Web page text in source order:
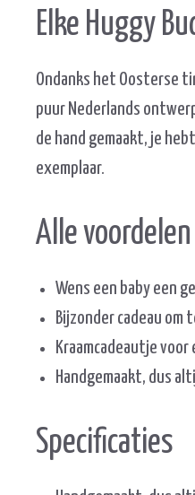
Elke Huggy
Ondanks het Oosterse
puur Nederlands
de hand gemaakt, je
exemplaar.
Alle
Wens een baby een
Bijzonder cadeau om
Kraamcadeautje voor
Handgemaakt, dus
Specificaties